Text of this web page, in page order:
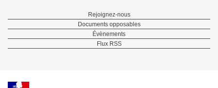
Pied
de
Rejoignez-nous
Documents opposables
Évènements
Flux RSS